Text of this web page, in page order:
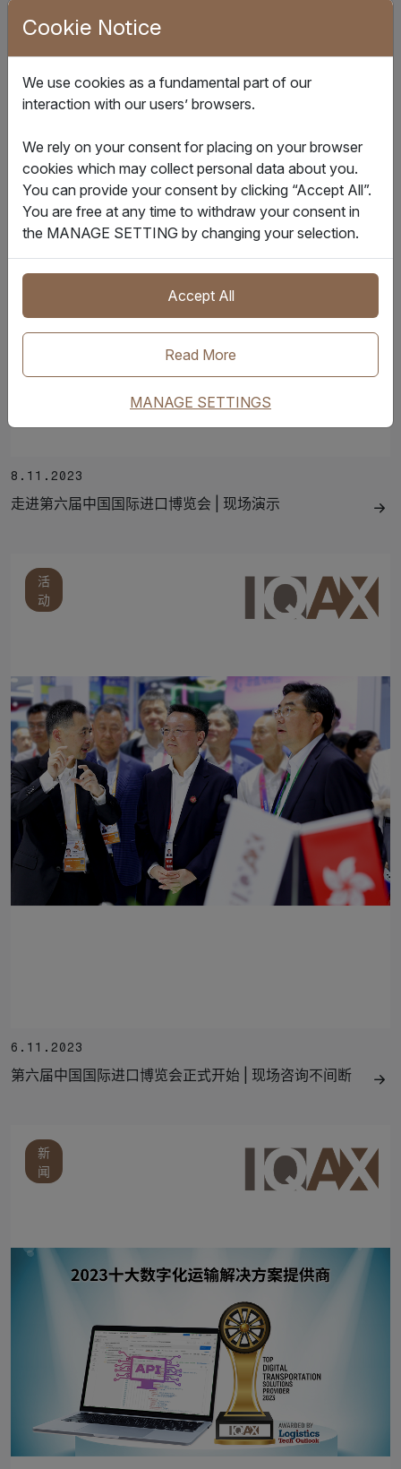
动
8.11.2023
走进第六届中国国际进口博览会 | 现场演示
活
动
6.11.2023
第六届中国国际进口博览会正式开始 | 现场咨询不间断
新
闻
Cookie Notice
We use cookies as a fundamental part of our
interaction with our users’ browsers.
We rely on your consent for placing on your browser
cookies which may collect personal data about you.
You can provide your consent by clicking “Accept All”.
You are free at any time to withdraw your consent in
the MANAGE SETTING by changing your selection.
Accept All
Read More
MANAGE SETTINGS